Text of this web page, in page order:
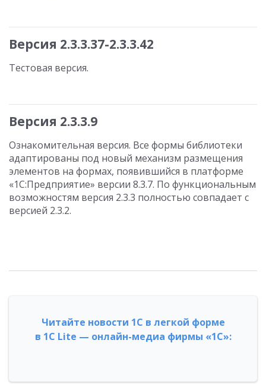
Версия 2.3.3.37-2.3.3.42
Тестовая версия.
Версия 2.3.3.9
Ознакомительная версия. Все формы библиотеки
адаптированы под новый механизм размещения
элементов на формах, появившийся в платформе
«1С:Предприятие» версии 8.3.7. По функциональным
возможностям версия 2.3.3 полностью совпадает с
версией 2.3.2.
Читайте новости 1С в легкой форме
в 1С Lite — онлайн-медиа фирмы «1С»: